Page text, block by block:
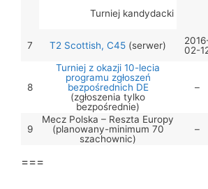
Turniej kandydacki
7
T2 Scottish, C45 (serwer)
02-
8
Turniej z okazji 10-lecia
programu zgłoszeń
bezpośrednich DE
(zgłoszenia tylko
bezpośrednie)
–
9
Mecz Polska – Reszta Europy
(planowany-minimum 70
szachownic)
–
===